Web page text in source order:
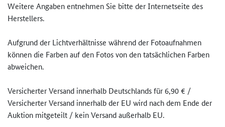
Weitere Angaben entnehmen Sie bitte der Internetseite des
Herstellers.
Aufgrund der Lichtverhältnisse während der Fotoaufnahmen
können die Farben auf den Fotos von den tatsächlichen Farben
abweichen.
Versicherter Versand innerhalb Deutschlands für 6,90 € /
Versicherter Versand innerhalb der EU wird nach dem Ende der
Auktion mitgeteilt / kein Versand außerhalb EU.